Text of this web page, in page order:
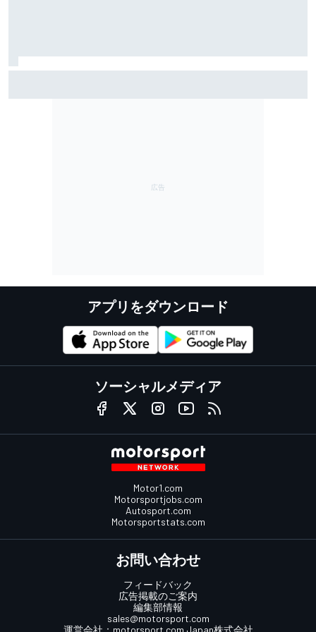
アプリをダウンロード
ソーシャルメディア
Motor1.com
Motorsportjobs.com
Autosport.com
Motorsportstats.com
お問い合わせ
フィードバック
広告掲載のご案内
編集部情報
sales@motorsport.com
運営会社： motorsport.com Japan株式会社